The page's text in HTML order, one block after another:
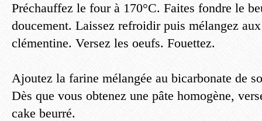
Préchauffez le four à 170°C. Faites fondre le
doucement. Laissez refroidir puis mélangez
clémentine. Versez les oeufs. Fouettez.
Ajoutez la farine mélangée au bicarbonate de
Dès que vous obtenez une pâte homogène,
cake beurré.